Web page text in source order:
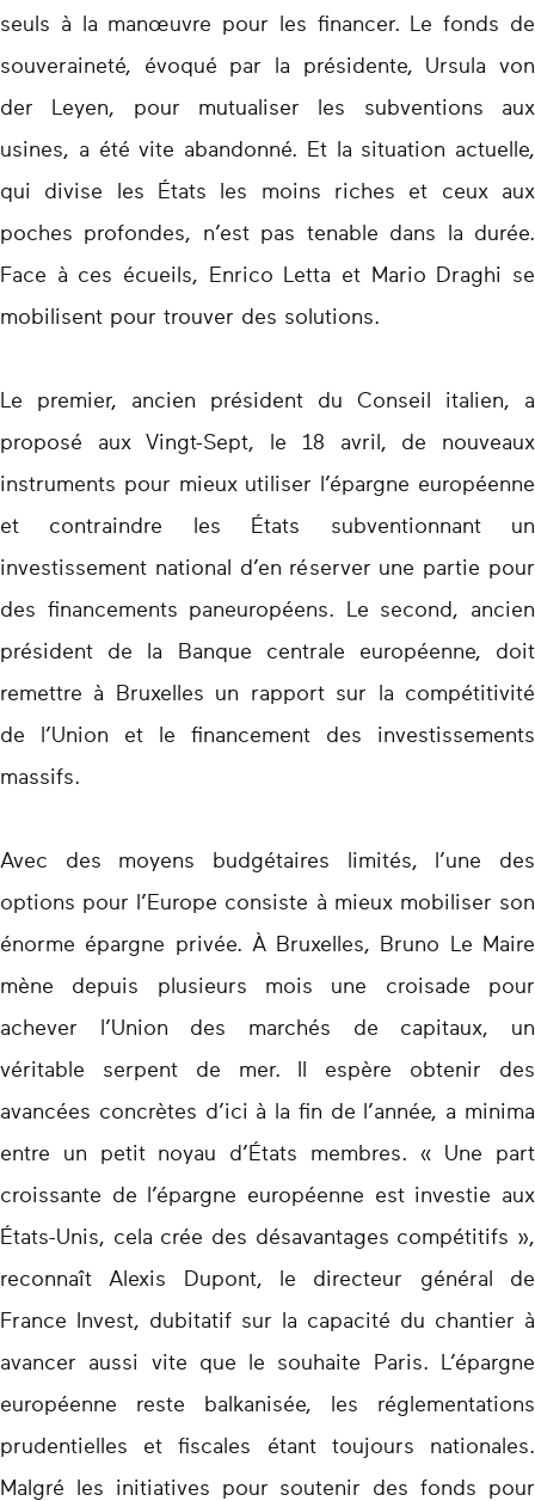
seuls à la manœuvre pour les financer. Le fonds de
souveraineté, évoqué par la présidente, Ursula von
der Leyen, pour mutualiser les subventions aux
usines, a été vite abandonné. Et la situation actuelle,
qui divise les États les moins riches et ceux aux
poches profondes, n’est pas tenable dans la durée.
Face à ces écueils, Enrico Letta et Mario Draghi se
mobilisent pour trouver des solutions.
Le premier, ancien président du Conseil italien, a
proposé aux Vingt-Sept, le 18 avril, de nouveaux
instruments pour mieux utiliser l’épargne européenne
et contraindre les États subventionnant un
investissement national d’en réserver une partie pour
des financements paneuropéens. Le second, ancien
président de la Banque centrale européenne, doit
remettre à Bruxelles un rapport sur la compétitivité
de l’Union et le financement des investissements
massifs.
Avec des moyens budgétaires limités, l’une des
options pour l’Europe consiste à mieux mobiliser son
énorme épargne privée. À Bruxelles, Bruno Le Maire
mène depuis plusieurs mois une croisade pour
achever l’Union des marchés de capitaux, un
véritable serpent de mer. Il espère obtenir des
avancées concrètes d’ici à la fin de l’année, a minima
entre un petit noyau d’États membres. « Une part
croissante de l’épargne européenne est investie aux
États-Unis, cela crée des désavantages compétitifs »,
reconnaît Alexis Dupont, le directeur général de
France Invest, dubitatif sur la capacité du chantier à
avancer aussi vite que le souhaite Paris. L’épargne
européenne reste balkanisée, les réglementations
prudentielles et fiscales étant toujours nationales.
Malgré les initiatives pour soutenir des fonds pour